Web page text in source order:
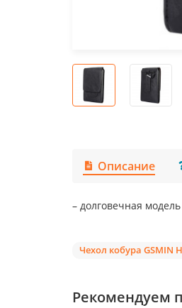
Описание
– долговечная
Чехол кобура GSMIN
Рекомендуем